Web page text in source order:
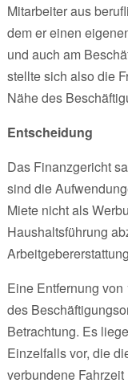
Mitarbeiter aus
dem er einen
und auch am
stellte sich also die
Nähe des
Entscheidung
Das Finanzgericht
sind die
Miete nicht als
Haushaltsführung
Eine Entfernung von
des
Betrachtung. Es
Einzelfalls vor, die
verbundene